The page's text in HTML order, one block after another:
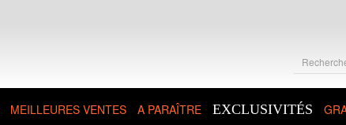
MEILLEURES VENTES A PARAÎTRE EXCLUSIVITÉS